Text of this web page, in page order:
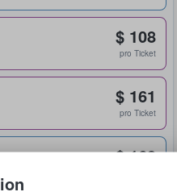
$ 108
pro Ticket
$ 161
pro Ticket
$ 168